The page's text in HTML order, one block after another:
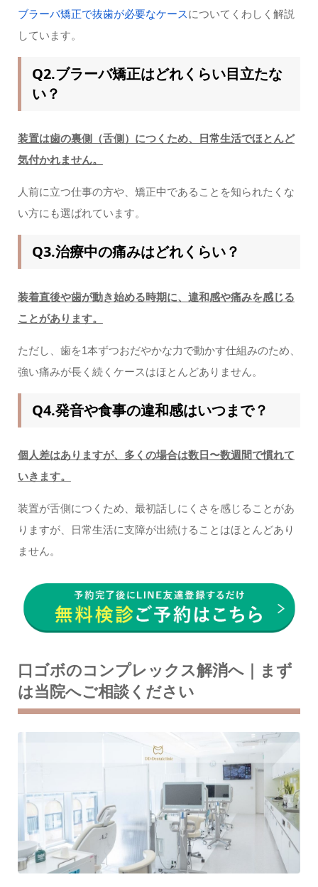
ブラーバ矯正で抜歯が必要なケースについてくわしく解説
しています。
Q2.ブラーバ矯正はどれくらい目立たな
い？
装置は歯の裏側（舌側）につくため、日常生活でほとんど
気付かれません。
人前に立つ仕事の方や、矯正中であることを知られたくな
い方にも選ばれています。
Q3.治療中の痛みはどれくらい？
装着直後や歯が動き始める時期に、違和感や痛みを感じる
ことがあります。
ただし、歯を1本ずつおだやかな力で動かす仕組みのため、
強い痛みが長く続くケースはほとんどありません。
Q4.発音や食事の違和感はいつまで？
個人差はありますが、多くの場合は数日〜数週間で慣れて
いきます。
装置が舌側につくため、最初話しにくさを感じることがあ
りますが、日常生活に支障が出続けることはほとんどあり
ません。
口ゴボのコンプレックス解消へ｜まず
は当院へご相談ください